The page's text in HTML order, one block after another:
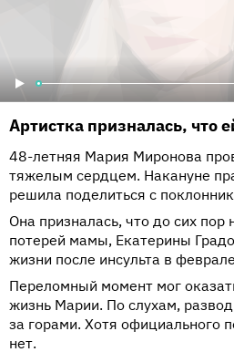
Артистка призналась, что
48-летняя Мария Миронова
тяжелым сердцем. Накануне
решила поделиться с
Она призналась, что до сих пор
потерей мамы, Екатерины
жизни после инсульта в
Переломный момент мог
жизнь Марии. По слухам,
за горами. Хотя официального
нет.